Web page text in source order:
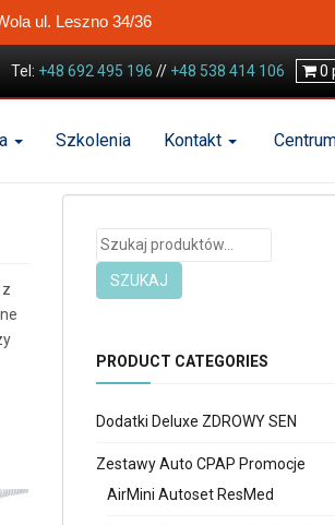
ul. Leszno 34/36
Tel: +48 692 495 196 // +48 538 414 106 0
Szkolenia Kontakt
Szukaj:
SZUKAJ
PRODUCT CATEGORIES
Dodatki Deluxe ZDROWY SEN
Zestawy Auto CPAP Promocje
AirMini Autoset ResMed